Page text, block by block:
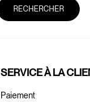
RECHERCHER
SERVICE À LA
Paiement